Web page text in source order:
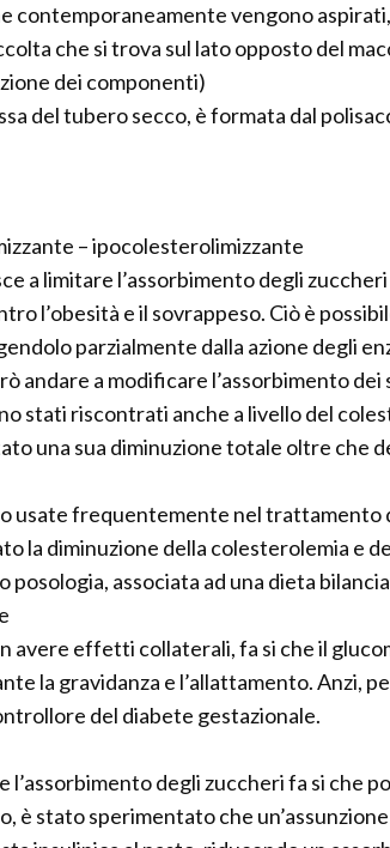
contemporaneamente vengono
che si trova sul lato opposto del
dei componenti)
del tubero secco, è formata dal
– ipocolesterolimizzante
a limitare l’assorbimento degli
l’obesità e il sovrappeso. Ciò è
parzialmente dalla azione degli
andare a modificare l’assorbimento
stati riscontrati anche a livello del
una sua diminuzione totale oltre che
usate frequentemente nel trattamento
la diminuzione della colesterolemia e
associata ad una dieta
avere effetti collaterali, fa si che il
la gravidanza e l’allattamento. Anzi,
del diabete gestazionale.
l’assorbimento degli zuccheri fa si che
è stato sperimentato che